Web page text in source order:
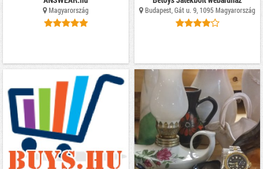
Magyarország Budapest, Gát u. 9, 1095 Magyarország